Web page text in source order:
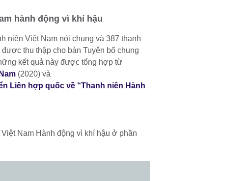
hành động vì khí hậu
niên Việt Nam nói chung và 387 thanh
thu thập cho bản Tuyên bố chung
kết quả này được tổng hợp từ
(2020) và
Liên hợp quốc về “Thanh niên Hành
Nam Hành động vì khí hậu ở phần